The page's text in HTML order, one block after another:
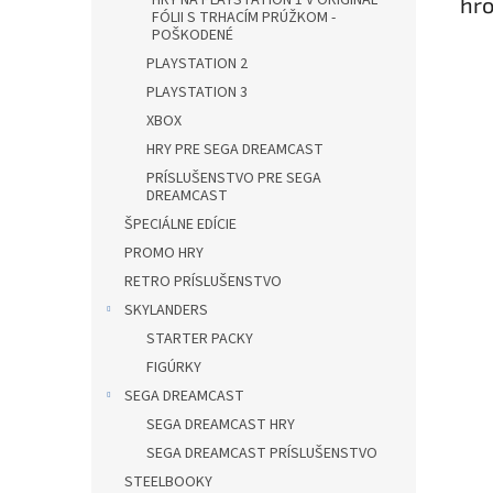
FÓLII S TRHACÍM PRÚŽKOM -
POŠKODENÉ
PLAYSTATION 2
PLAYSTATION 3
XBOX
HRY PRE SEGA DREAMCAST
PRÍSLUŠENSTVO PRE SEGA
DREAMCAST
ŠPECIÁLNE EDÍCIE
PROMO HRY
RETRO PRÍSLUŠENSTVO
SKYLANDERS
STARTER PACKY
FIGÚRKY
SEGA DREAMCAST
SEGA DREAMCAST HRY
SEGA DREAMCAST PRÍSLUŠENSTVO
STEELBOOKY